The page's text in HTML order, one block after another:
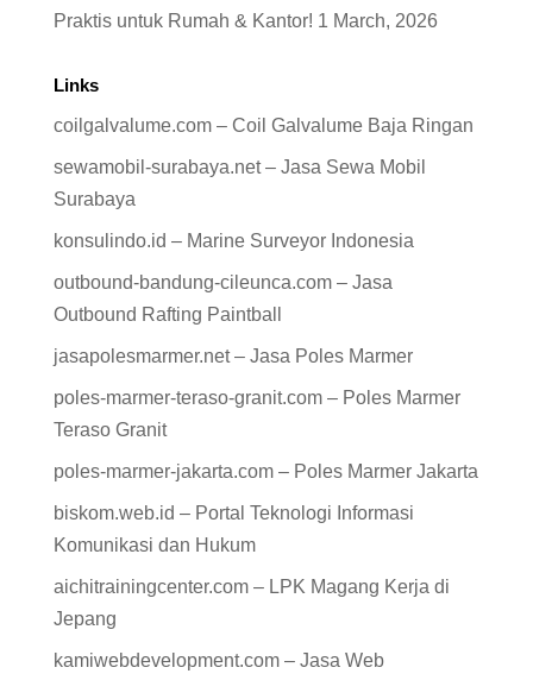
Praktis untuk Rumah & Kantor! 1 March, 2026
Links
coilgalvalume.com – Coil Galvalume Baja Ringan
sewamobil-surabaya.net – Jasa Sewa Mobil
Surabaya
konsulindo.id – Marine Surveyor Indonesia
outbound-bandung-cileunca.com – Jasa
Outbound Rafting Paintball
jasapolesmarmer.net – Jasa Poles Marmer
poles-marmer-teraso-granit.com – Poles Marmer
Teraso Granit
poles-marmer-jakarta.com – Poles Marmer Jakarta
biskom.web.id – Portal Teknologi Informasi
Komunikasi dan Hukum
aichitrainingcenter.com – LPK Magang Kerja di
Jepang
kamiwebdevelopment.com – Jasa Web